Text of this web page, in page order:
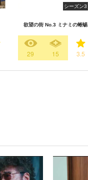
シーズン3
欲望の街 No.3 ミナミの蜥蜴
29 15 3.5